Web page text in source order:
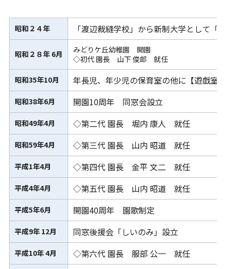
昭和２４年 「渡辺裁縫学校」から新制大学として「
昭和２８年 6月
みどりケ丘幼稚園 開園
◇初代 園長 山下 俊郎 就任
昭和35年10月 年長児、年少児の保育室の他に【遊戯室
昭和38年6月 開園10周年 同窓会設立
昭和49年4月 ◇第二代 園長 堀内 康人 就任
昭和59年4月 ◇第三代 園長 山内 昭道 就任
平成1年4月 ◇第四代 園長 金平 文二 就任
平成4年4月 ◇第五代 園長 山内 昭道 就任
平成5年6月 開園40周年 園歌制定
平成9年 12月 同窓後援会「しいのみ」設立
平成10年 4月 ◇第六代 園長 服部 公一 就任